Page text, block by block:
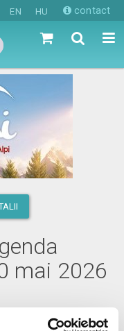
EN HU contact
mai 2026
vezi pe harta